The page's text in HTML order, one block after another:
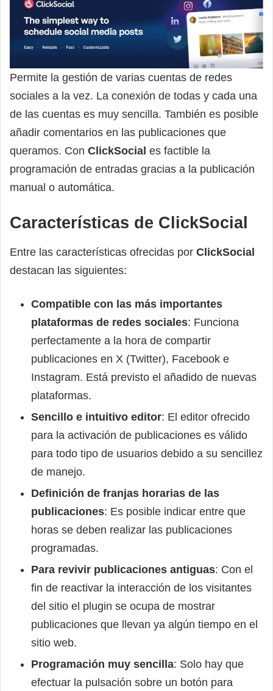
Permite la gestión de varias cuentas de redes
sociales a la vez. La conexión de todas y cada una
de las cuentas es muy sencilla. También es posible
añadir comentarios en las publicaciones que
queramos. Con ClickSocial es factible la
programación de entradas gracias a la publicación
manual o automática.
Características de ClickSocial
Entre las características ofrecidas por ClickSocial
destacan las siguientes:
Compatible con las más importantes
plataformas de redes sociales: Funciona
perfectamente a la hora de compartir
publicaciones en X (Twitter), Facebook e
Instagram. Está previsto el añadido de nuevas
plataformas.
Sencillo e intuitivo editor: El editor ofrecido
para la activación de publicaciones es válido
para todo tipo de usuarios debido a su sencillez
de manejo.
Definición de franjas horarias de las
publicaciones: Es posible indicar entre que
horas se deben realizar las publicaciones
programadas.
Para revivir publicaciones antiguas: Con el
fin de reactivar la interacción de los visitantes
del sitio el plugin se ocupa de mostrar
publicaciones que llevan ya algún tiempo en el
sitio web.
Programación muy sencilla: Solo hay que
efectuar la pulsación sobre un botón para